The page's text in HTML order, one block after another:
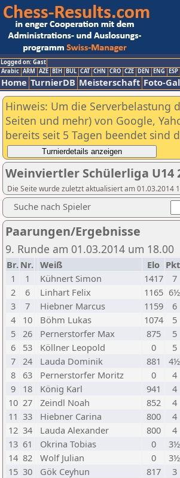
Logged on: Gast
Arabic ARM AZE BIH BUL CAT CHN CRO CZE DEN ENG ESP
Home TurnierDB Meisterschaft Foto-
Hinweis: Um die Serverbelastung
Seiten und mehr) von Google,
bereits seit 5 Tagen beendet sind
Weinviertler Schülerliga U14
Die Seite wurde zuletzt aktualisiert am 01.03.2014
Suche nach Spieler
Paarungen/Ergebnisse
9. Runde am 01.03.2014 um 18.00
Br. Nr. Weiß Elo
1
1 Kühnert Simon 1417 7
2
6 Linhart Felix 1165 6½
3
7 Hiebner Marcus 1159 6
4
10 Böhm Lukas 1074 5
5
26 Pernerstorfer Max 875 5
6
53 Köllner Leopold 0 5
7
24 Lauda Dominik 881 4½
8
63 Pernerstorfer Moritz 0 4
9
18 König Karl 941 4
10 27 Zeindl Noah 852 4
11 33 Hiebner Carina 800 4
12 34 Lauda Alexander 800 4
13 61 Okrina Tobias 0 3½
14 82 Wolf Julian 0 3½
15 30 Gök Ceyhun 817 3